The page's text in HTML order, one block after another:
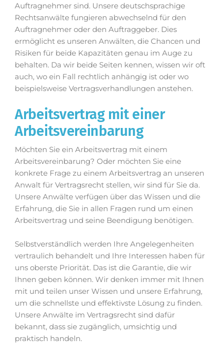
Auftragnehmer sind. Unsere deutschsprachige
Rechtsanwälte fungieren abwechselnd für den
Auftragnehmer oder den Auftraggeber. Dies
ermöglicht es unseren Anwälten, die Chancen und
Risiken für beide Kapazitäten genau im Auge zu
behalten. Da wir beide Seiten kennen, wissen wir oft
auch, wo ein Fall rechtlich anhängig ist oder wo
beispielsweise Vertragsverhandlungen anstehen.
Arbeitsvertrag mit einer
Arbeitsvereinbarung
Möchten Sie ein Arbeitsvertrag mit einem
Arbeitsvereinbarung? Oder möchten Sie eine
konkrete Frage zu einem Arbeitsvertrag an unseren
Anwalt für Vertragsrecht stellen, wir sind für Sie da.
Unsere Anwälte verfügen über das Wissen und die
Erfahrung, die Sie in allen Fragen rund um einen
Arbeitsvertrag und seine Beendigung benötigen.
Selbstverständlich werden Ihre Angelegenheiten
vertraulich behandelt und Ihre Interessen haben für
uns oberste Priorität. Das ist die Garantie, die wir
Ihnen geben können. Wir denken immer mit Ihnen
mit und teilen unser Wissen und unsere Erfahrung,
um die schnellste und effektivste Lösung zu finden.
Unsere Anwälte im Vertragsrecht sind dafür
bekannt, dass sie zugänglich, umsichtig und
praktisch handeln.